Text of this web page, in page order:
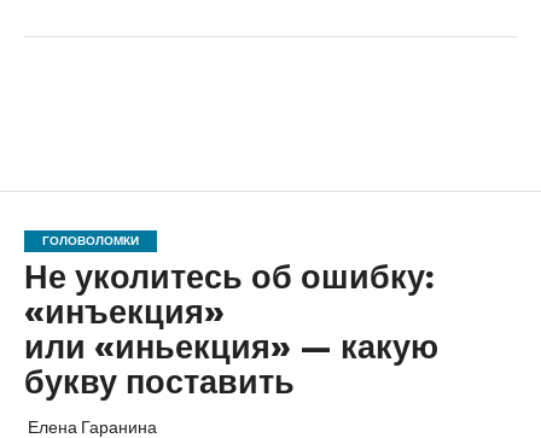
ГОЛОВОЛОМКИ
Не уколитесь об ошибку:
«инъекция»
или «иньекция» — какую
букву поставить
Елена Гаранина